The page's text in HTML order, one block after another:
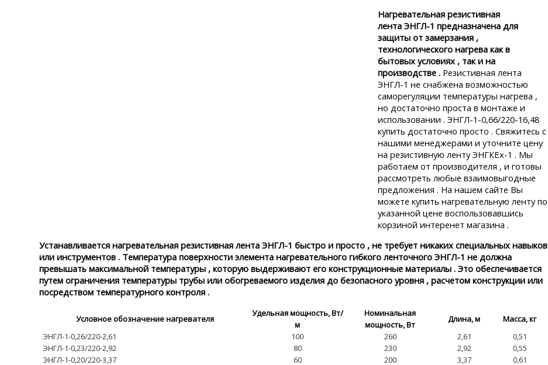
Нагревательная резистивная
лента ЭНГЛ-1 предназначена для
защиты от замерзания ,
технологического нагрева как в
бытовых условиях , так и на
производстве . Резистивная лента
ЭНГЛ-1 не снабжена возможностью
саморегуляции температуры нагрева ,
но достаточно проста в монтаже и
использовании . ЭНГЛ-1-0,66/220-16,48
купить достаточно просто . Свяжитесь с
нашими менеджерами и уточните цену
на резистивную ленту ЭНГКЕх-1 . Мы
работаем от производителя , и готовы
рассмотреть любые взаимовыгодные
предложения . На нашем сайте Вы
можете купить нагревательную ленту по
указанной цене воспользовавшись
корзиной интеренет магазина .
Устанавливается нагревательная резистивная лента ЭНГЛ-1 быстро и просто , не требует никаких специальных навыков
или инструментов . Температура поверхности элемента нагревательного гибкого ленточного ЭНГЛ-1 не должна
превышать максимальной температуры , которую выдерживают его конструкционные материалы . Это обеспечивается
путем ограничения температуры трубы или обогреваемого изделия до безопасного уровня , расчетом конструкции или
посредством температурного контроля .
Условное обозначение нагревателя
Удельная мощность, Вт/
м
Номинальная
мощность, Вт
Длина, м
Масса, кг
ЭНГЛ-1-0,26/220-2,61
100 260 2,61
0,51
ЭНГЛ-1-0,23/220-2,92
80 230 2,92
0,55
ЭНГЛ-1-0,20/220-3,37
60 200 3,37
0,61